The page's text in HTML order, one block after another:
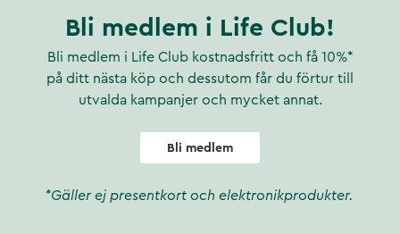
Bli medlem i Life Club!
Bli medlem i Life Club kostnadsfritt och få 10%*
på ditt nästa köp och dessutom får du förtur till
utvalda kampanjer och mycket annat.
Bli medlem
*Gäller ej presentkort och elektronikprodukter.